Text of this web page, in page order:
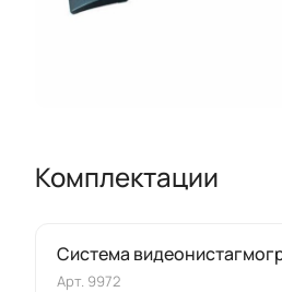
Комплектации
Cистема
Арт. 9972